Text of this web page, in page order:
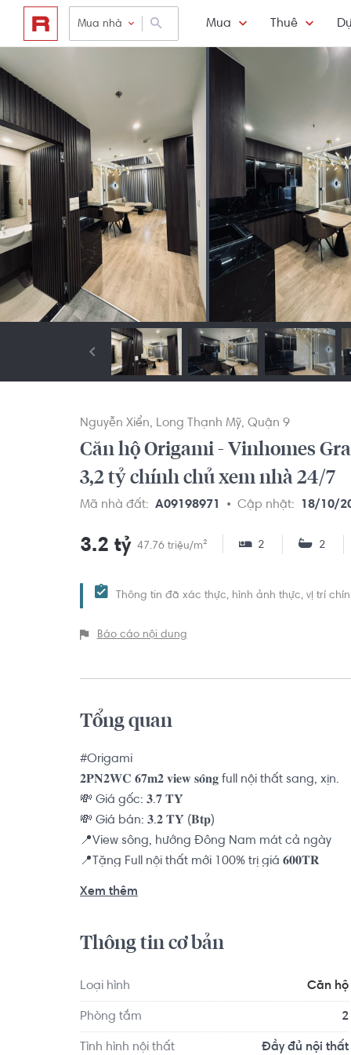
Mua nhà Mua Thuê
Nguyễn Xiển Long Thạnh Mỹ Quận 9
Căn hộ Origami - Vinhomes
3,2 tỷ chính chủ xem nhà 24/7
Mã nhà đất: A09198971 Cập nhật: 18/10/
3.2 tỷ 47.76 triệu/m² 2 2
Thông tin đã xác thực, hình ảnh thực, vị trí
Báo cáo nội dung
Tổng quan
#Origami
𝟐𝐏𝐍𝟐𝐖𝐂 𝟔𝟕𝐦𝟐 𝐯𝐢𝐞𝐰 𝐬𝐨̂𝐧𝐠 full nội thất sang, xịn.
💸 Giá gốc: 𝟑.𝟕 𝐓𝐘̉
💸 Giá bán: 𝟑.𝟐 𝐓𝐘̉ (𝐁𝐭𝐩)
📍View sông, hướng Đông Nam mát cả ngày
📍Tặng Full nội thất mới 100% trị giá 𝟔𝟎𝟎𝐓𝐑
#Origami
Chuyên giỏ hàng mua bán The Origami
Hoàng Hằng ( Hotline/Zalo )
Chúng tôi cam kết giúp anh chị tìm được căn
Xem thêm
Thông tin cơ bản
Loại hình Căn hộ
Phòng tắm 2
Tình hình nội thất Đầy đủ nội thất